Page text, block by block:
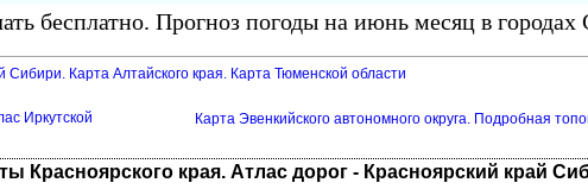
бесплатно. Прогноз погоды на июнь месяц в городах
Карта Алтайского края. Карта Тюменской области
Иркутской
Карта Эвенкийского автономного округа. Подробная
Красноярского края. Атлас дорог - Красноярский край